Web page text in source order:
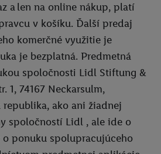
a len na online nákup, platí
v košíku. Ďalší predaj
komerčné využitie je
je bezplatná. Predmetná
spoločnosti Lidl Stiftung &
1, 74167 Neckarsulm,
ako ani žiadnej
spoločností Lidl , ale ide o
ponuku spolupracujúceho